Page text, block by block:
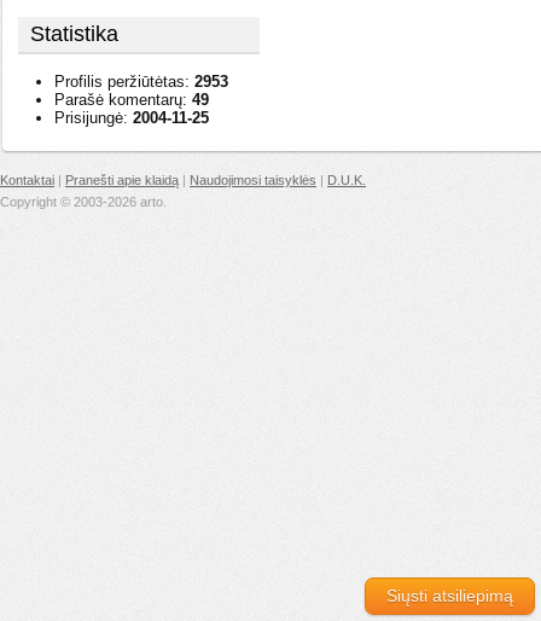
Siųsti atsiliepimą
Statistika
Profilis peržiūtėtas: 2953
Parašė komentarų: 49
Prisijungė: 2004-11-25
Kontaktai | Pranešti apie klaidą | Naudojimosi taisyklės | D.U.K.
Copyright © 2003-2026 arto.